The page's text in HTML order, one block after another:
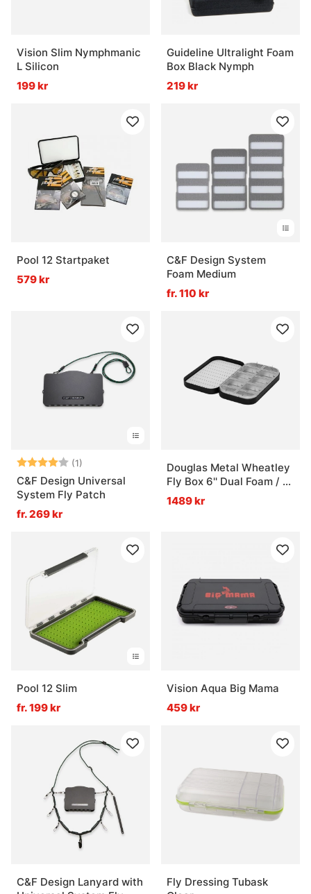
Vision Slim Nymphmanic
L Silicon
199 kr
Guideline Ultralight Foam
Box Black Nymph
219 kr
Pool 12 Startpaket
579 kr
C&F Design System
Foam Medium
fr. 110 kr
Betyg: (1)
4.0 utav 5 stjärnor
C&F Design Universal
System Fly Patch
fr. 269 kr
Douglas Metal Wheatley
Fly Box 6'' Dual Foam / 10
compartments
1489 kr
Pool 12 Slim
fr. 199 kr
Vision Aqua Big Mama
459 kr
C&F Design Lanyard with
Fly Dressing Tubask